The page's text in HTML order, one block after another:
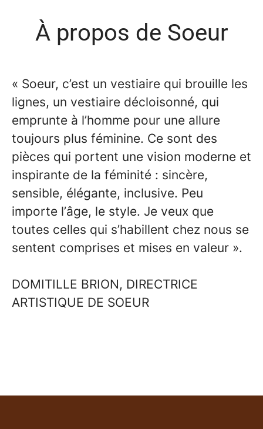
À propos de Soeur
« Soeur, c’est un vestiaire qui brouille les
lignes, un vestiaire décloisonné, qui
emprunte à l’homme pour une allure
toujours plus féminine. Ce sont des
pièces qui portent une vision moderne et
inspirante de la féminité : sincère,
sensible, élégante, inclusive. Peu
importe l’âge, le style. Je veux que
toutes celles qui s’habillent chez nous se
sentent comprises et mises en valeur ».
DOMITILLE BRION, DIRECTRICE
ARTISTIQUE DE SOEUR